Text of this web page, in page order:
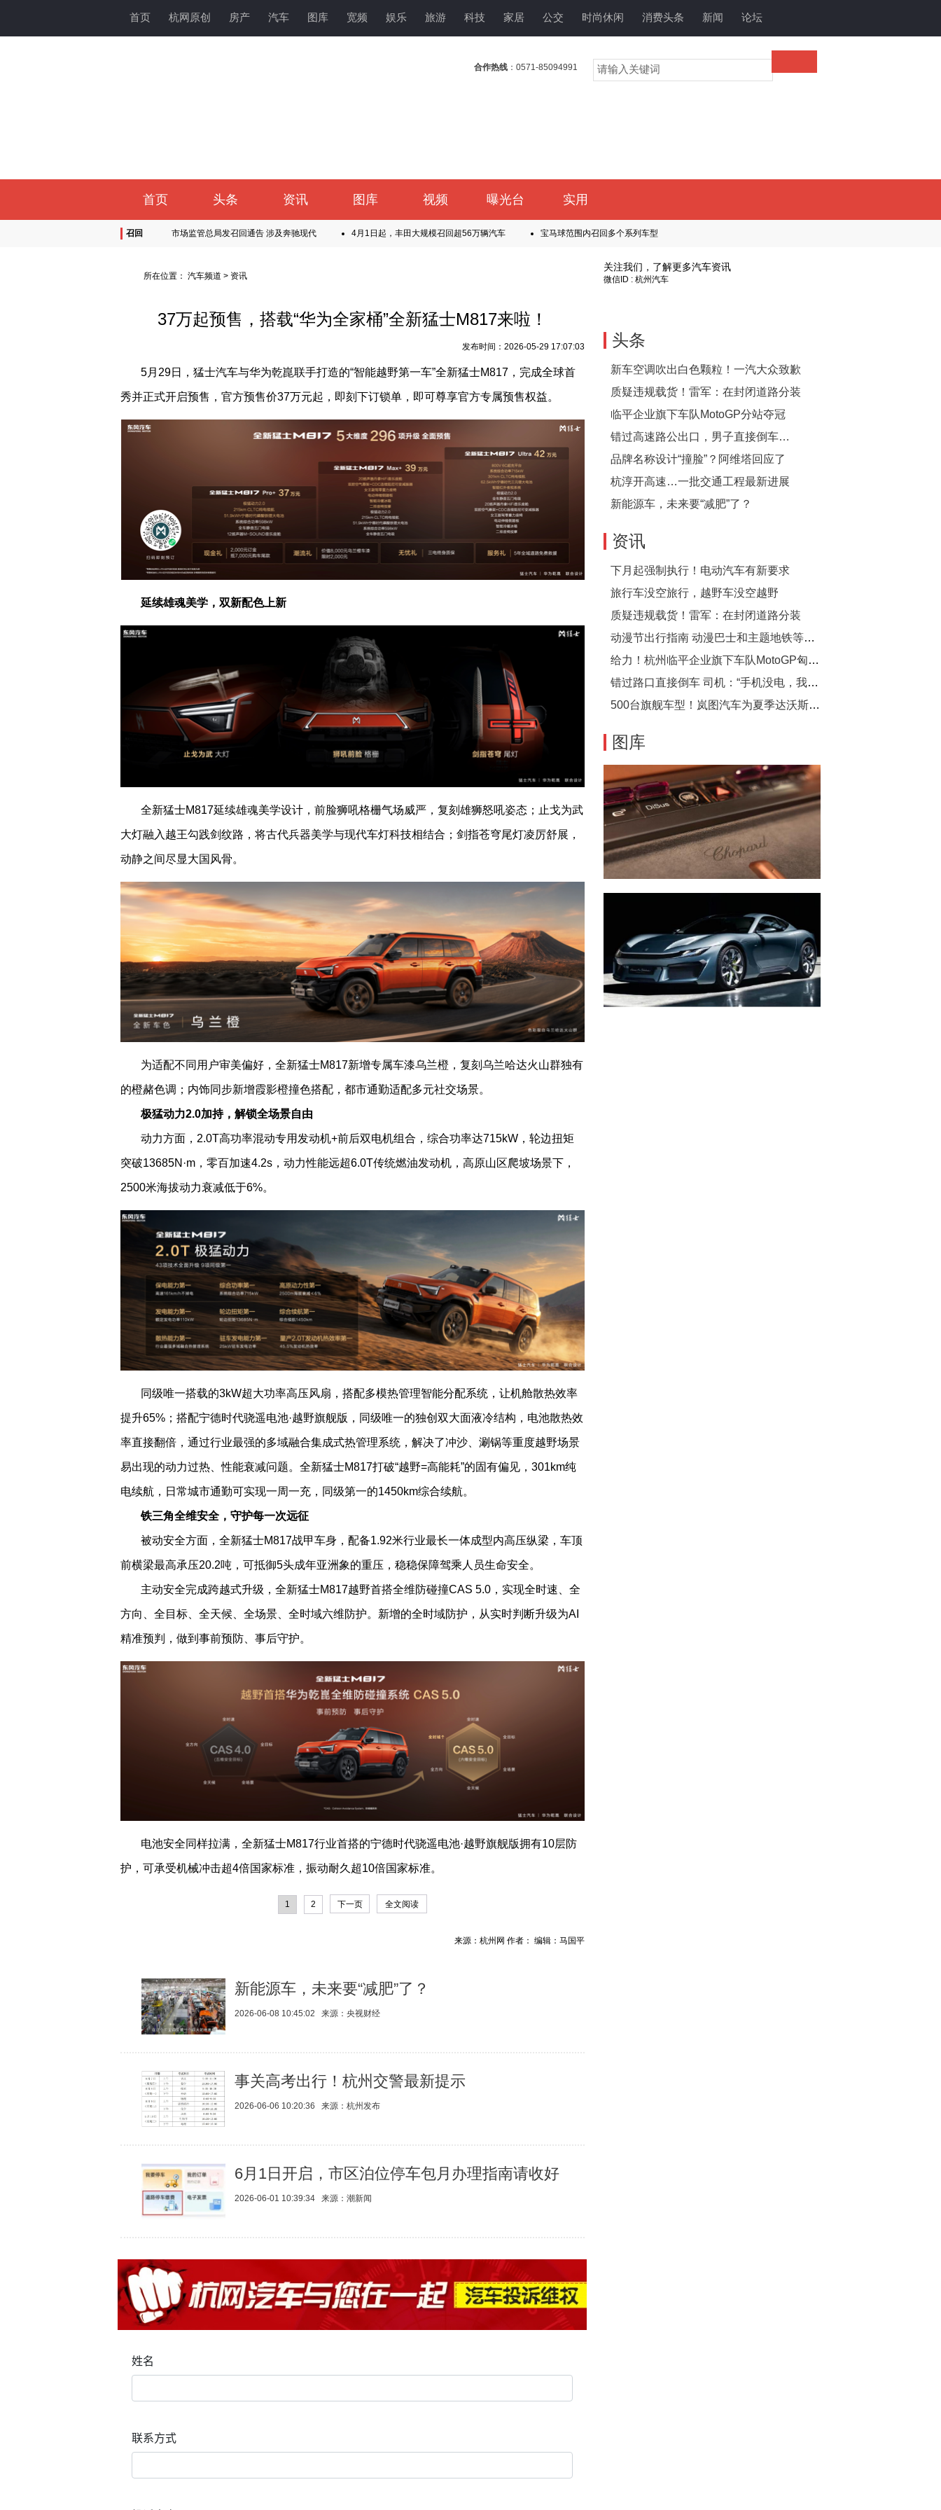
首页 杭网原创 房产 汽车 图库 宽频 娱乐 旅游 科技 家居 公交 时尚休闲 消费头条 新闻 论坛
合作热线 ：0571-85094991
首页 头条 资讯 图库 视频 曝光台 实用
召回 市场监管总局发召回通告 涉及奔驰现代 4月1日起，丰田大规模召回超56万辆汽车
宝马球范围内召回多个系列车型
所在位置： 汽车频道 > 资讯
37万起预售，搭载“华为全家桶”全新猛士M817来啦！
发布时间：2026-05-29 17:07:03
5月 29日，猛士汽车与华为乾崑联手打造的“智能越野第一车”全新猛士M817 ，完成全球首
秀并正式开启预售，官方预售价37万元起，即刻下订锁单，即可尊享官方专属预售权益。
延续雄魂美学，双新配色上新
全新猛士M817延续雄魂美学设计，前脸狮吼格栅气场威严，复刻雄狮怒吼姿态；止戈为武
大灯融入越王勾践剑纹路，将古代兵器美学与现代车灯科技相结合；剑指苍穹尾灯凌厉舒展，
动静之间尽显大国风骨。
为适配不同用户审美偏好，全新猛士M817新增专属车漆乌兰橙，复刻乌兰哈达火山群独有
的橙赭色调；内饰同步新增霞影橙撞色搭配，都市通勤适配多元社交场景。
极猛动力2.0加持，解锁全场景自由
动力方面，2.0T高功率混动专用发动机+前后双电机组合，综合功率达715kW，轮边扭矩
突破13685N·m， 零百加速4.2s， 动力性能远超6.0T传统燃油发动机，高原山区爬坡场景下，
2500米海拔动力衰减低于6%。
同级唯一搭载的3kW超大功率高压风扇，搭配多模热管理智能分配系统，让机舱散热效率
提升65% ；搭配宁德时代骁遥电池·越野旗舰版，同级唯一的独创双大面液冷结构，电池散热效
率直接翻倍，通过行业最强的多域融合集成式热管理系统，解决了冲沙、涮锅等重度越野场景
易出现的动力过热、性能衰减问题。 全新猛士M817打破“越野=高能耗”的固有偏见， 301km纯
电续航，日常城市通勤可实现一周一充，同级第一的1450km综合续航。
铁三角全维安全，守护每一次远征
被动安全方面，全新猛士M817战甲车身，配备1.92米行业最长一体成型内高压纵梁，车顶
前横梁最高承压20.2吨，可抵御5头成年亚洲象的重压，稳稳保障驾乘人员生命安全。
主动安全完成跨越式升级，全新猛士M817越野首搭全维防碰撞CAS 5.0 ，实现全时速、全
方向、全目标、全天候、全场景、全时域六维防护。新增的全时域防护， 从实时判断升级为AI
精准预判，做到事前预防、事后守护。
电池安全同样拉满，全新猛士M817行业首搭的宁德时代骁遥电池·越野旗舰版拥有10层防
护，可承受机械冲击超4倍国家标准，振动耐久超10倍国家标准。
1 2 下一页 全文阅读
来源：杭州网 作者： 编辑：马国平
新能源车，未来要“减肥”了？
2026-06-08 10:45:02 来源： 央视财经
事关高考出行！杭州交警最新提示
2026-06-06 10:20:36 来源： 杭州发布
6月1日开启，市区泊位停车包月办理指南请收好
2026-06-01 10:39:34 来源： 潮新闻
关注我们，了解更多汽车资讯
微信ID : 杭州汽车
头条
新车空调吹出白色颗粒！一汽大众致歉
质疑违规载货！雷军：在封闭道路分装
临平企业旗下车队MotoGP分站夺冠
错过高速路公出口，男子直接倒车…
品牌名称设计“撞脸”？阿维塔回应了
杭淳开高速…一批交通工程最新进展
新能源车，未来要“减肥”了？
资讯
下月起强制执行！电动汽车有新要求
旅行车没空旅行，越野车没空越野
质疑违规载货！雷军：在封闭道路分装
动漫节出行指南 动漫巴士和主题地铁等你打卡
给力！杭州临平企业旗下车队MotoGP匈牙利站夺冠
错过路口直接倒车 司机：“手机没电，我心慌”
500台旗舰车型！岚图汽车为夏季达沃斯论坛保驾护航
图库